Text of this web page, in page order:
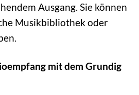
Ausgang. Sie können
Musikbibliothek oder
mit dem Grundig